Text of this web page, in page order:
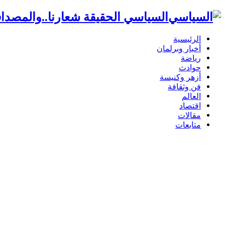
السياسي الحقيقة
الرئيسية
أخبار وبرلمان
رياضة
حوادث
أزهر وكنيسة
فن وثقافة
العالم
اقتصاد
مقالات
متابعات